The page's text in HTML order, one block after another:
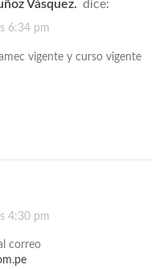
Vásquez. dice:
6:34 pm
vigente y curso vigente
4:30 pm
correo